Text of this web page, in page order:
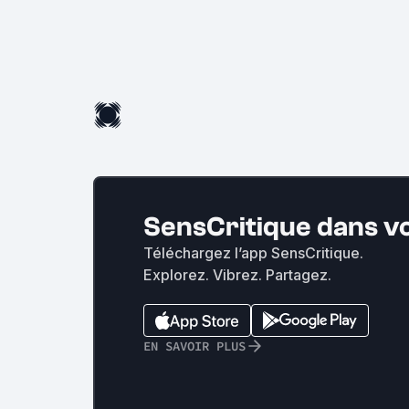
SensCritique dans
Téléchargez l’app SensCritique.
Explorez. Vibrez. Partagez.
EN SAVOIR PLUS